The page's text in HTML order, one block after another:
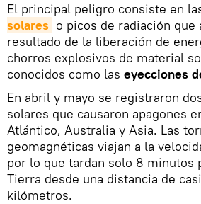
El principal peligro consiste en
solares o picos de radiación que
resultado de la liberación de
chorros explosivos de material
conocidos como las eyecciones
En abril y mayo se registraron
solares que causaron apagones
Atlántico, Australia y Asia. Las
geomagnéticas viajan a la
por lo que tardan solo 8 minutos
Tierra desde una distancia de
kilómetros.